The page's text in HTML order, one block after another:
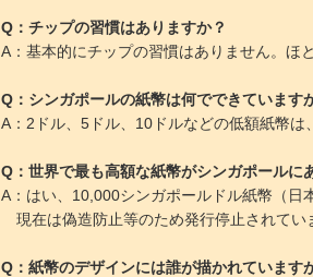
Q：チップの習慣はありますか？
A：基本的にチップの習慣はありません。ほ
Q：シンガポールの紙幣は何でできています
A：2ドル、5ドル、10ドルなどの低額紙幣は
Q：世界で最も高額な紙幣がシンガポールに
A：はい、10,000シンガポールドル紙幣（日
現在は偽造防止等のため発行停止されてい
Q：紙幣のデザインには誰が描かれています